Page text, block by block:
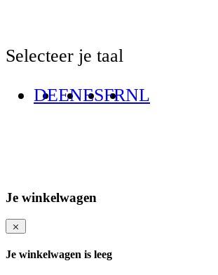
Selecteer je taal
DEENESFRNL
Je winkelwagen
Je winkelwagen is leeg